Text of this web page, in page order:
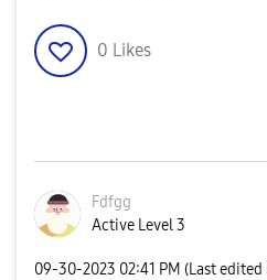
0 Likes
Fdfgg
Active Level 3
‎09-30-2023 02:41 PM (Last edited